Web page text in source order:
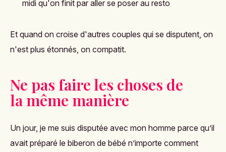
midi qu'on finit par aller se poser au resto
Et quand on croise d'autres couples qui se disputent, on
n'est plus étonnés, on compatit.
Ne pas faire les choses de
la même manière
Un jour, je me suis disputée avec mon homme parce qu’il
avait préparé le biberon de bébé n’importe comment